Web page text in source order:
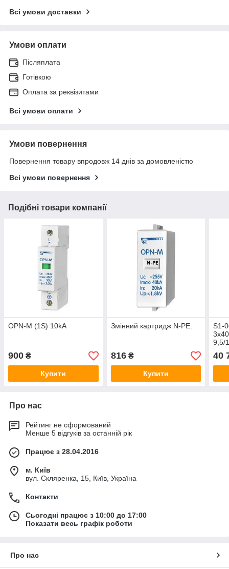
Всі умови доставки
Умови оплати
Післяплата
Готівкою
Оплата за реквізитами
Всі умови оплати
Умови повернення
Повернення товару впродовж 14 днів за домовленістю
Всі умови повернення
Подібні товари компанії
OPN-M (1S) 10kA
900 ₴
Купити
Змінний картридж N-PE.
816₴
Купити
S1-
9,5/
40
Про нас
Рейтинг не сформований
Менше 5 відгуків за останній рік
Працює з 28.04.2016
м. Київ
вул. Скляренка, 15, Київ, Україна
Контакти
Сьогодні працює з 10:00 до 17:00
Показати весь графік роботи
Про нас